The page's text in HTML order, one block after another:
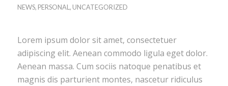
NEWS, PERSONAL, UNCATEGORIZED
Lorem ipsum dolor sit amet, consectetuer
adipiscing elit. Aenean commodo ligula eget dolor.
Aenean massa. Cum sociis natoque penatibus et
magnis dis parturient montes, nascetur ridiculus